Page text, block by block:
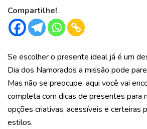
Compartilhe!
Se escolher o presente ideal já é um
Dia dos Namorados a missão pode
Mas não se preocupe, aqui você vai
completa com dicas de presentes para
opções criativas, acessíveis e certeiras
estilos.